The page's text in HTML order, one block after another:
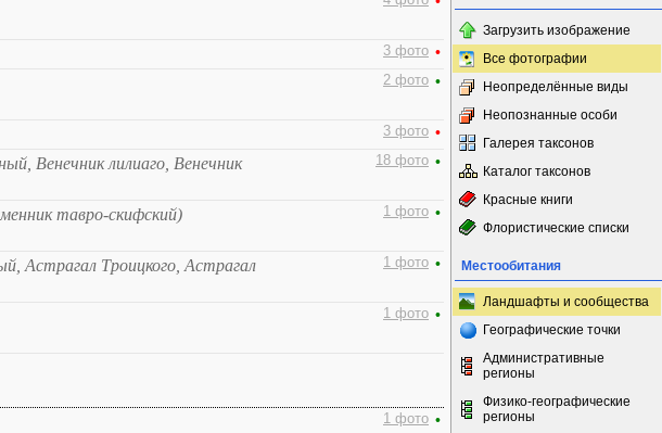
3 фото •
2 фото •
3 фото •
Венечник лилиаго, Венечник
18 фото •
тавро-скифский) 1 фото •
Астрагал Троицкого, Астрагал
1 фото •
1 фото •
1 фото •
Загрузить изображение
Все фотографии
Неопределённые виды
Неопознанные особи
Галерея таксонов
Каталог таксонов
Красные книги
Флористические списки
Местообитания
Ландшафты и сообщества
Географические точки
Административные
регионы
Физико-географические
регионы